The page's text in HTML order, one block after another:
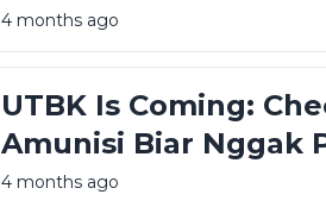
4 months ago
UTBK Is Coming:
Amunisi Biar Nggak
H
4 months ago